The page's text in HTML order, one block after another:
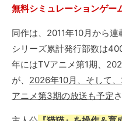
無料シミュレーションゲー
同作は、2011年10月から
シリーズ累計発行部数は
年にはTVアニメ第1期、
が、 2026年10月、そして
アニメ第3期の放送も予定